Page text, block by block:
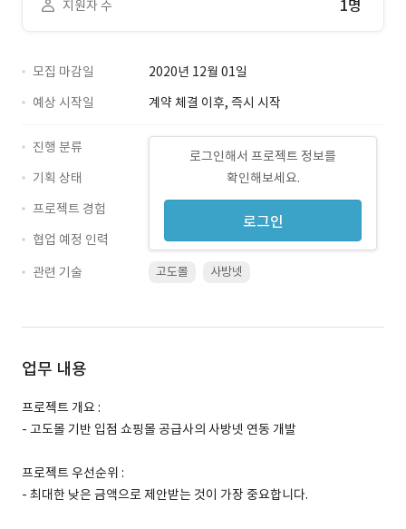
지원자 수 1명
모집 마감일
2020년 12월 01일
예상 시작일
계약 체결 이후, 즉시 시작
로그인해서 프로젝트 정보를
확인해보세요.
로그인
진행 분류
기획 상태
프로젝트 경험
협업 예정 인력
관련 기술
고도몰 사방넷
업무 내용
프로젝트 개요 :
- 고도몰 기반 입점 쇼핑몰 공급사의 사방넷 연동 개발
프로젝트 우선순위 :
- 최대한 낮은 금액으로 제안받는 것이 가장 중요합니다.